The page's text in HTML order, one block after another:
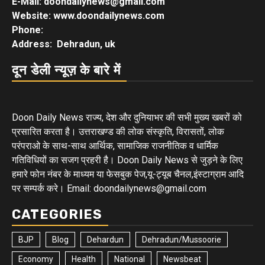
Website: www.doondailynews.com
Phone:
Address: Dehradun, uk
दून डेली न्यूज़ के बारे में
Doon Daily News राज्य, देश और दुनियाभर की सभी मुख्य खबरों को
प्रसारित करता है। उत्तराखण्ड की लोक संस्कृति, विरासतों, लोक
परंपराओ के साथ-साथ आर्थिक, सामाजिक राजनीतिक व धार्मिक
गतिविधियों का सजग प्रहरी है। Doon Daily News से जुड़ने के लिए
हमारे फोन नंबर के माध्यम या फेसबुक पेज,यू-ट्यूब चैनल,इंस्टाग्राम आदि
पर सम्पर्क करे। Email: doondailynews@gmail.com
CATEGORIES
BJP Blog Dehardun Dehradun/Mussoorie
Economy Health National Newsbeat